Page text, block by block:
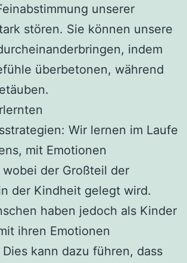
unserer
stören. Sie können unsere
indem
überbetonen, während
Wir lernen im Laufe
mit Emotionen
der Großteil der
der Kindheit gelegt wird.
haben jedoch als Kinder
ihren Emotionen
kann dazu führen, dass